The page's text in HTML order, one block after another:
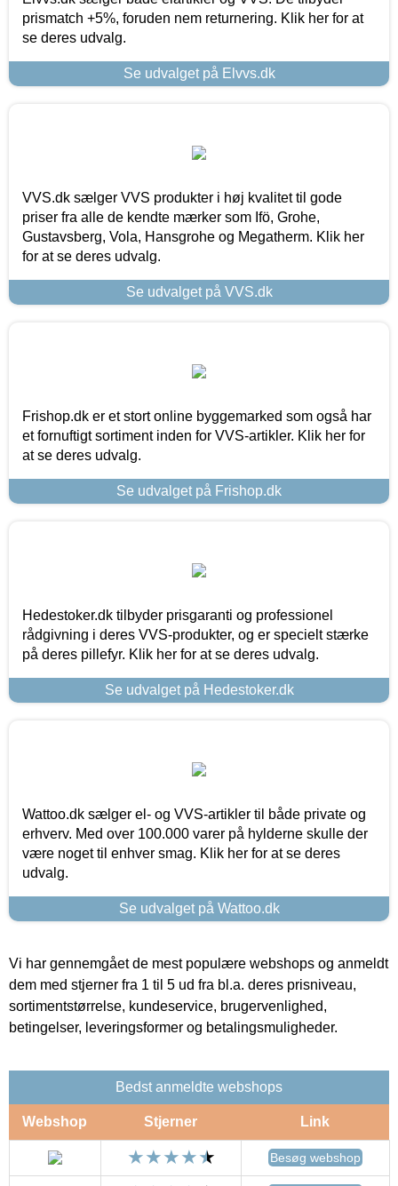
prismatch +5%, foruden nem returnering. Klik her for at
se deres udvalg.
Se udvalget på Elvvs.dk
VVS.dk sælger VVS produkter i høj kvalitet til gode
priser fra alle de kendte mærker som Ifö, Grohe,
Gustavsberg, Vola, Hansgrohe og Megatherm. Klik her
for at se deres udvalg.
Se udvalget på VVS.dk
Frishop.dk er et stort online byggemarked som også har
et fornuftigt sortiment inden for VVS-artikler. Klik her for
at se deres udvalg.
Se udvalget på Frishop.dk
Hedestoker.dk tilbyder prisgaranti og professionel
rådgivning i deres VVS-produkter, og er specielt stærke
på deres pillefyr. Klik her for at se deres udvalg.
Se udvalget på Hedestoker.dk
Wattoo.dk sælger el- og VVS-artikler til både private og
erhverv. Med over 100.000 varer på hylderne skulle der
være noget til enhver smag. Klik her for at se deres
udvalg.
Se udvalget på Wattoo.dk
Vi har gennemgået de mest populære webshops og anmeldt
dem med stjerner fra 1 til 5 ud fra bl.a. deres prisniveau,
sortimentstørrelse, kundeservice, brugervenlighed,
betingelser, leveringsformer og betalingsmuligheder.
Bedst anmeldte webshops
Webshop Stjerner Link
Besøg webshop